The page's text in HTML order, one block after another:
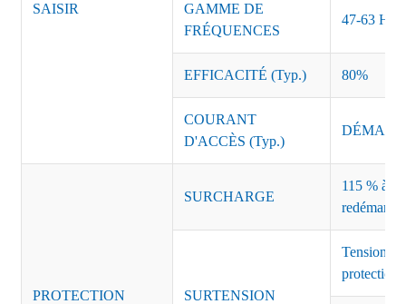
SAISIR
GAMME DE
FRÉQUENCES
47-63 Hz
EFFICACITÉ (Typ.) 80%
COURANT
D'ACCÈS (Typ.)
PROTECTION
SURCHARGE
115 % à
SURTENSION
Tension
protection